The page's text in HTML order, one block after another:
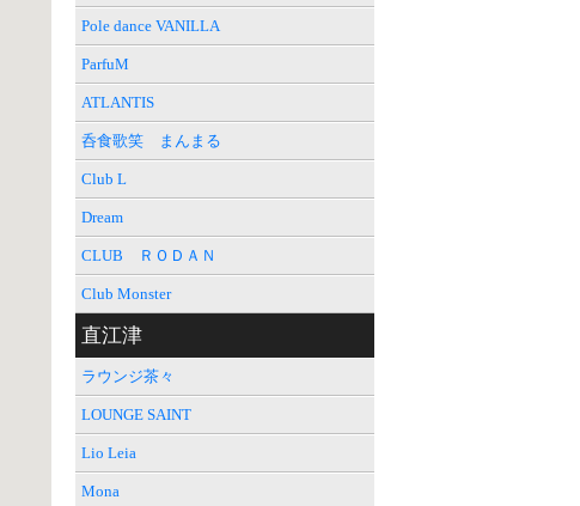
Pole dance VANILLA
ParfuM
ATLANTIS
呑食歌笑 まんまる
Club L
Dream
CLUB ＲＯＤＡＮ
Club Monster
直江津
ラウンジ茶々
LOUNGE SAINT
Lio Leia
Mona